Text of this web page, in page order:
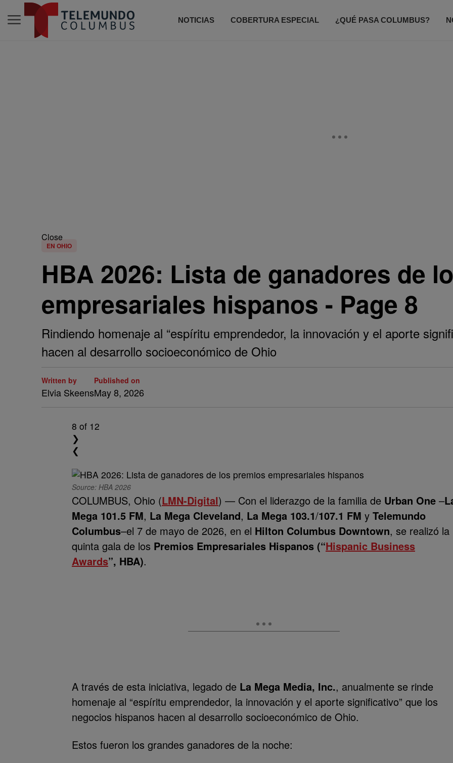
NOTICIAS COBERTURA ESPECIAL ¿QUÉ PASA COLUMBUS?
Close
EN OHIO
HBA 2026: Lista de ganadores de
empresariales hispanos - Page 8
Rindiendo homenaje al “espíritu emprendedor, la innovación y el aporte
hacen al desarrollo socioeconómico de Ohio
Written by
Elvia Skeens
Published on
May 8, 2026
8 of 12
❯
❮
Source: HBA 2026
COLUMBUS, Ohio (LMN-Digital) — Con el liderazgo de la familia de Urban One –
Mega 101.5 FM, La Mega Cleveland, La Mega 103.1/107.1 FM y Telemundo
Columbus–el 7 de mayo de 2026, en el Hilton Columbus Downtown, se realizó la
quinta gala de los Premios Empresariales Hispanos (“Hispanic Business
Awards”, HBA).
A través de esta iniciativa, legado de La Mega Media, Inc., anualmente se rinde
homenaje al “espíritu emprendedor, la innovación y el aporte significativo” que los
negocios hispanos hacen al desarrollo socioeconómico de Ohio.
Estos fueron los grandes ganadores de la noche: